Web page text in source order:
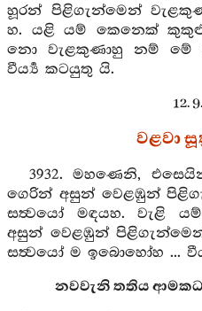
හූරන් පිළිගැන්මෙන්
හ. යළි යම් කෙනෙක්
නො වැළකුණාහු නම් මේ
වීර්‍ය්‍ය කටයුතු යි.
12.
වළවා
3932. මහණෙනි,
ගෙරින් අසුන් වෙළඹුන්
සත්‍වයෝ මඳයහ. වැළි
අසුන් වෙළඹුන්
සත්‍වයෝ ම ඉබොහෝහ ...
නවවැනි තතිය